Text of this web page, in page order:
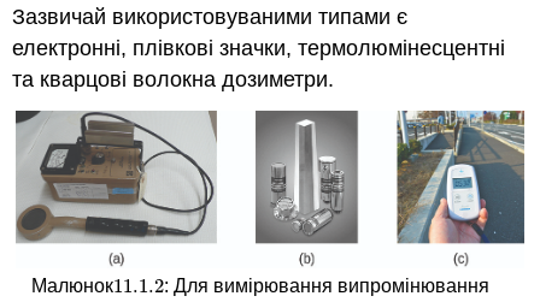
Зазвичай використовуваними типами є
електронні, плівкові значки, термолюмінесцентні
та кварцові волокна дозиметри.
Малюнок11.1.2
11.1.2: Для вимірювання випромінювання